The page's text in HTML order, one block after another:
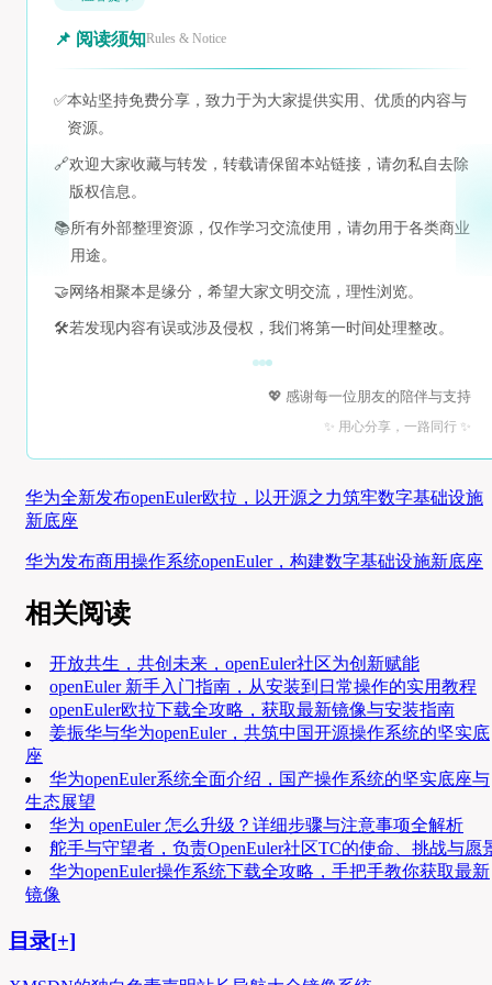
📌 阅读须知Rules & Notice
✅本站坚持免费分享，致力于为大家提供实用、优质的内容与
资源。
🔗欢迎大家收藏与转发，转载请保留本站链接，请勿私自去除
版权信息。
📚所有外部整理资源，仅作学习交流使用，请勿用于各类商业
用途。
🤝 网络相聚本是缘分，希望大家文明交流，理性浏览。
🛠️若发现内容有误或涉及侵权，我们将第一时间处理整改。
💖 感谢每一位朋友的陪伴与支持
✨ 用心分享，一路同行 ✨
华为全新发布openEuler欧拉，以开源之力筑牢数字基础设施
新底座
华为发布商用操作系统openEuler，构建数字基础设施新底座
相关阅读
开放共生，共创未来，openEuler社区为创新赋能
openEuler 新手入门指南，从安装到日常操作的实用教程
openEuler欧拉下载全攻略，获取最新镜像与安装指南
姜振华与华为openEuler，共筑中国开源操作系统的坚实底
座
华为openEuler系统全面介绍，国产操作系统的坚实底座与
生态展望
华为 openEuler 怎么升级？详细步骤与注意事项全解析
舵手与守望者，负责OpenEuler社区TC的使命、挑战与愿
华为openEuler操作系统下载全攻略，手把手教你获取最新
镜像
目录[+]